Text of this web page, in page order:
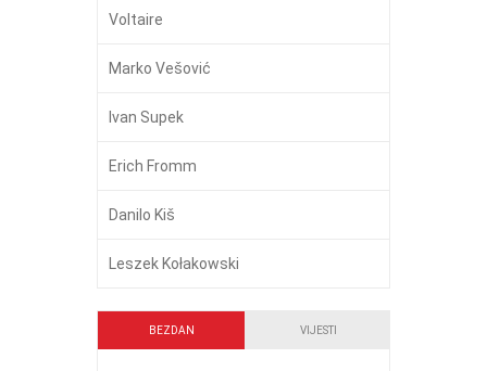
Voltaire
Marko Vešović
Ivan Supek
Erich Fromm
Danilo Kiš
Leszek Kołakowski
BEZDAN VIJESTI